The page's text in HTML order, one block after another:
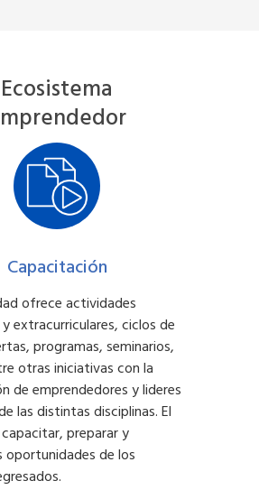
Ecosistema
Capacitación
ofrece actividades
extracurriculares, ciclos de
programas, seminarios,
otras iniciativas con la
de emprendedores y lideres
las distintas disciplinas. El
preparar y
oportunidades de los